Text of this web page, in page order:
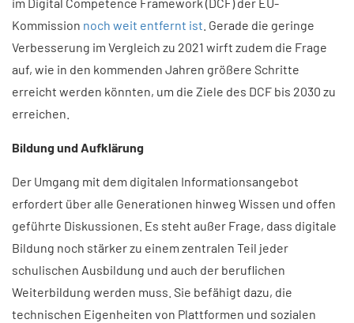
im Digital Competence Framework (DCF) der EU-
Kommission noch weit entfernt ist . Gerade die geringe
Verbesserung im Vergleich zu 2021 wirft zudem die Frage
auf, wie in den kommenden Jahren größere Schritte
erreicht werden könnten, um die Ziele des DCF bis 2030 zu
erreichen.
Bildung und Aufklärung
Der Umgang mit dem digitalen Informationsangebot
erfordert über alle Generationen hinweg Wissen und offen
geführte Diskussionen. Es steht außer Frage, dass digitale
Bildung noch stärker zu einem zentralen Teil jeder
schulischen Ausbildung und auch der beruflichen
Weiterbildung werden muss. Sie befähigt dazu, die
technischen Eigenheiten von Plattformen und sozialen